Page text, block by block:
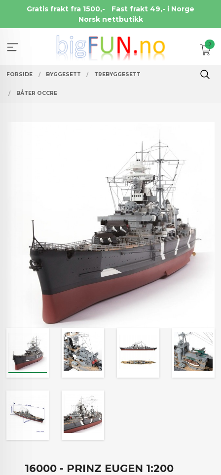
Gratis frakt fra 1500,-
Fast frakt 49,- i Norge
Norsk nettbutikk
0
FORSIDE BYGGESETT TREBYGGESETT
BÅTER OCCRE
16000 - PRINZ EUGEN 1:200